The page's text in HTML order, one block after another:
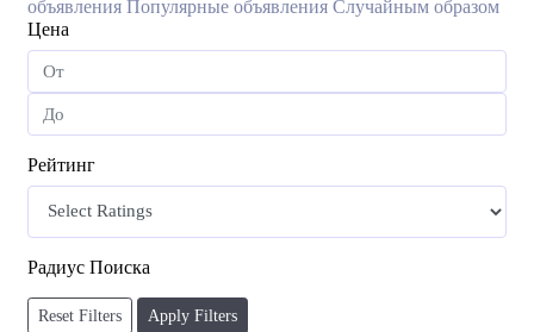
объявления Популярные объявления Случайным образом
Цена
Рейтинг
Радиус Поиска
Reset Filters Apply Filters